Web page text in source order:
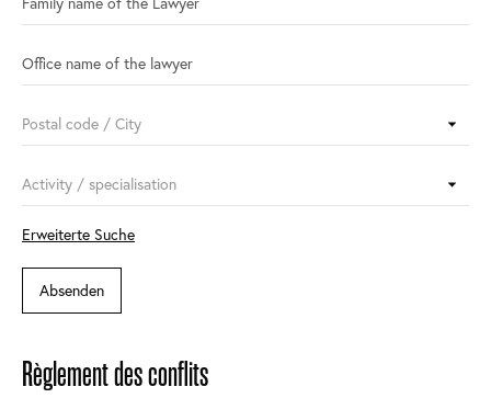
Erweiterte Suche
Règlement des conflits